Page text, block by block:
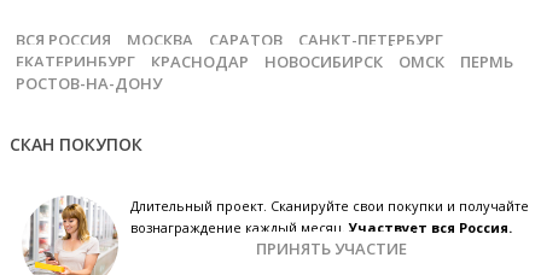
ВСЯ РОССИЯ МОСКВА САРАТОВ
САНКТ-ПЕТЕРБУРГ
ЕКАТЕРИНБУРГ
КРАСНОДАР НОВОСИБИРСК ОМСК
ПЕРМЬ
РОСТОВ-НА-ДОНУ
СКАН ПОКУПОК
Длительный проект. Сканируйте свои покупки и получайте
вознаграждение каждый месяц.Участвует вся Россия.
ПРИНЯТЬ УЧАСТИЕ